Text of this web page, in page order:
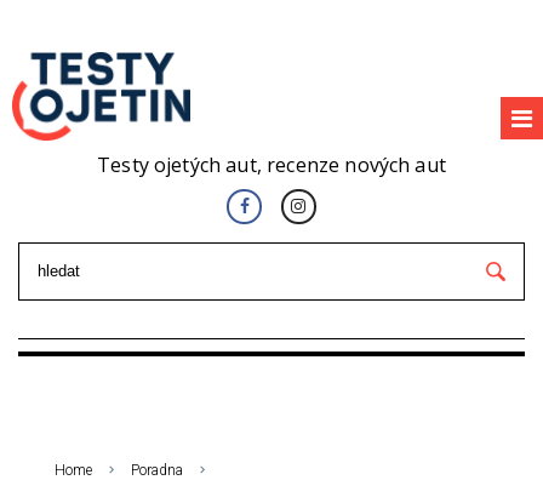
Testy ojetých aut, recenze nových aut
Home
Poradna